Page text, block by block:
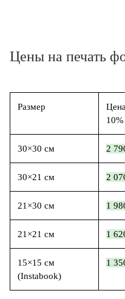
Цены на печать
Размер
10%
30×30 см 2
30×21 см 2
21×30 см 1
21×21 см 1
15×15 см
(Instabook)
1